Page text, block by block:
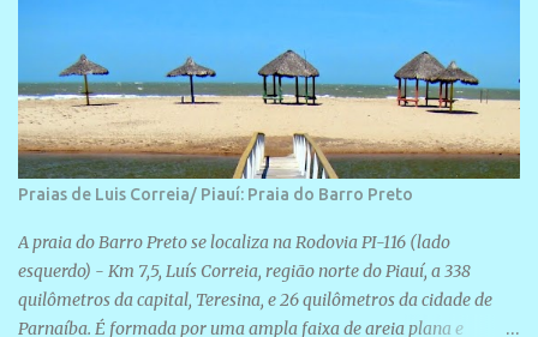
Praias de Luis Correia/ Piauí: Praia do Barro Preto
A praia do Barro Preto se localiza na Rodovia PI-116 (lado
esquerdo) - Km 7,5, Luís Correia, região norte do Piauí, a 338
quilômetros da capital, Teresina, e 26 quilômetros da cidade de
Parnaíba. É formada por uma ampla faixa de areia plana e